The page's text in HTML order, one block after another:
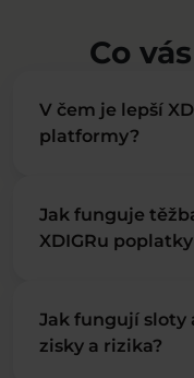
Co
V čem je lepší
platformy?
Jak funguje
XDIGRu
Jak fungují sloty
zisky a rizika?